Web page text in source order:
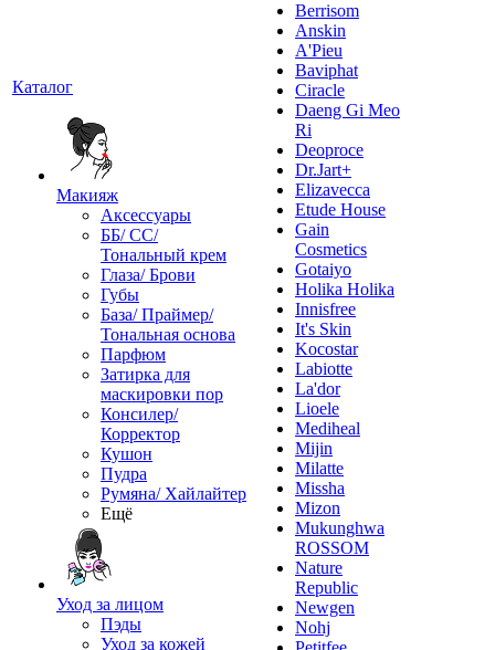
Каталог
Макияж
Аксессуары
ББ/ СС/
Тональный крем
Глаза/ Брови
Губы
База/ Праймер/
Тональная основа
Парфюм
Затирка для
маскировки пор
Консилер/
Корректор
Кушон
Пудра
Румяна/ Хайлайтер
Ещё
Уход за лицом
Пэды
Уход за кожей
Berrisom
Anskin
A'Pieu
Baviphat
Ciracle
Daeng Gi Meo
Ri
Deoproce
Dr.Jart+
Elizavecca
Etude House
Gain
Cosmetics
Gotaiyo
Holika Holika
Innisfree
It's Skin
Kocostar
Labiotte
La'dor
Lioele
Mediheal
Mijin
Milatte
Missha
Mizon
Mukunghwa
ROSSOM
Nature
Republic
Newgen
Nohj